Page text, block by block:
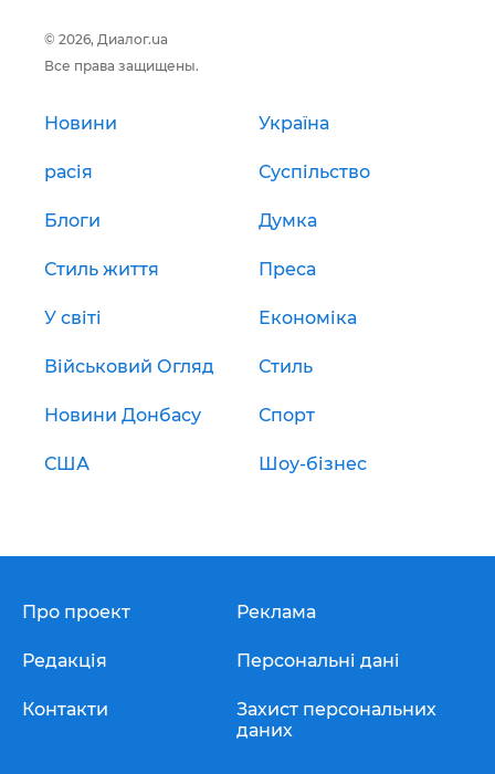
© 2026, Диалог.ua
Все права защищены.
Новини Україна
расія Суспільство
Блоги Думка
Стиль життя Преса
У світі Економіка
Військовий Огляд Стиль
Новини Донбасу Спорт
США Шоу-бізнес
Про проект
Редакція
Контакти
Реклама
Персональні дані
Захист персональних
даних